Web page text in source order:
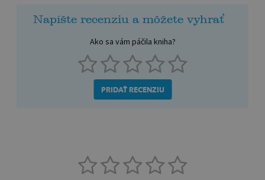
Napíšte recenziu a môžete vyhrať
Ako sa vám páčila kniha?
PRIDAŤ RECENZIU